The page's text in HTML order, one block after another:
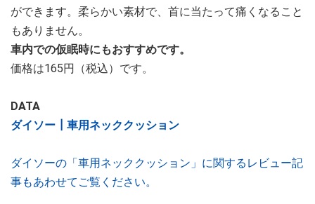
ができます。柔らかい素材で、首に当たって痛くなること
もありません。
車内での仮眠時にもおすすめです。
価格は165円（税込）です。
DATA
ダイソー┃車用ネッククッション
ダイソーの「車用ネッククッション」に関するレビュー記
事もあわせてご覧ください。